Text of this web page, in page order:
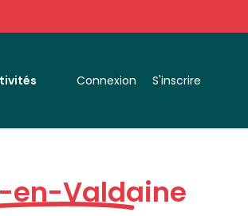
Connexion S'inscrire
en-Valdaine